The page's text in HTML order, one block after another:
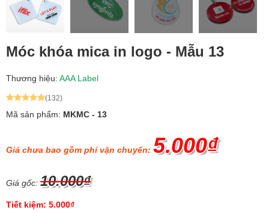
Móc khóa mica in logo - Mẫu 13
Thương hiệu: AAA Label
(132)
Mã sản phẩm: MKMC - 13
Giá chưa bao gồm phí vận chuyển: 5.000₫
Giá gốc: 10.000₫
Tiết kiệm: 5.000₫